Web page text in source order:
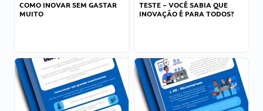
COMO INOVAR SEM GASTAR
MUITO
TESTE – VOCÊ SABIA QUE
INOVAÇÃO É PARA TODOS?